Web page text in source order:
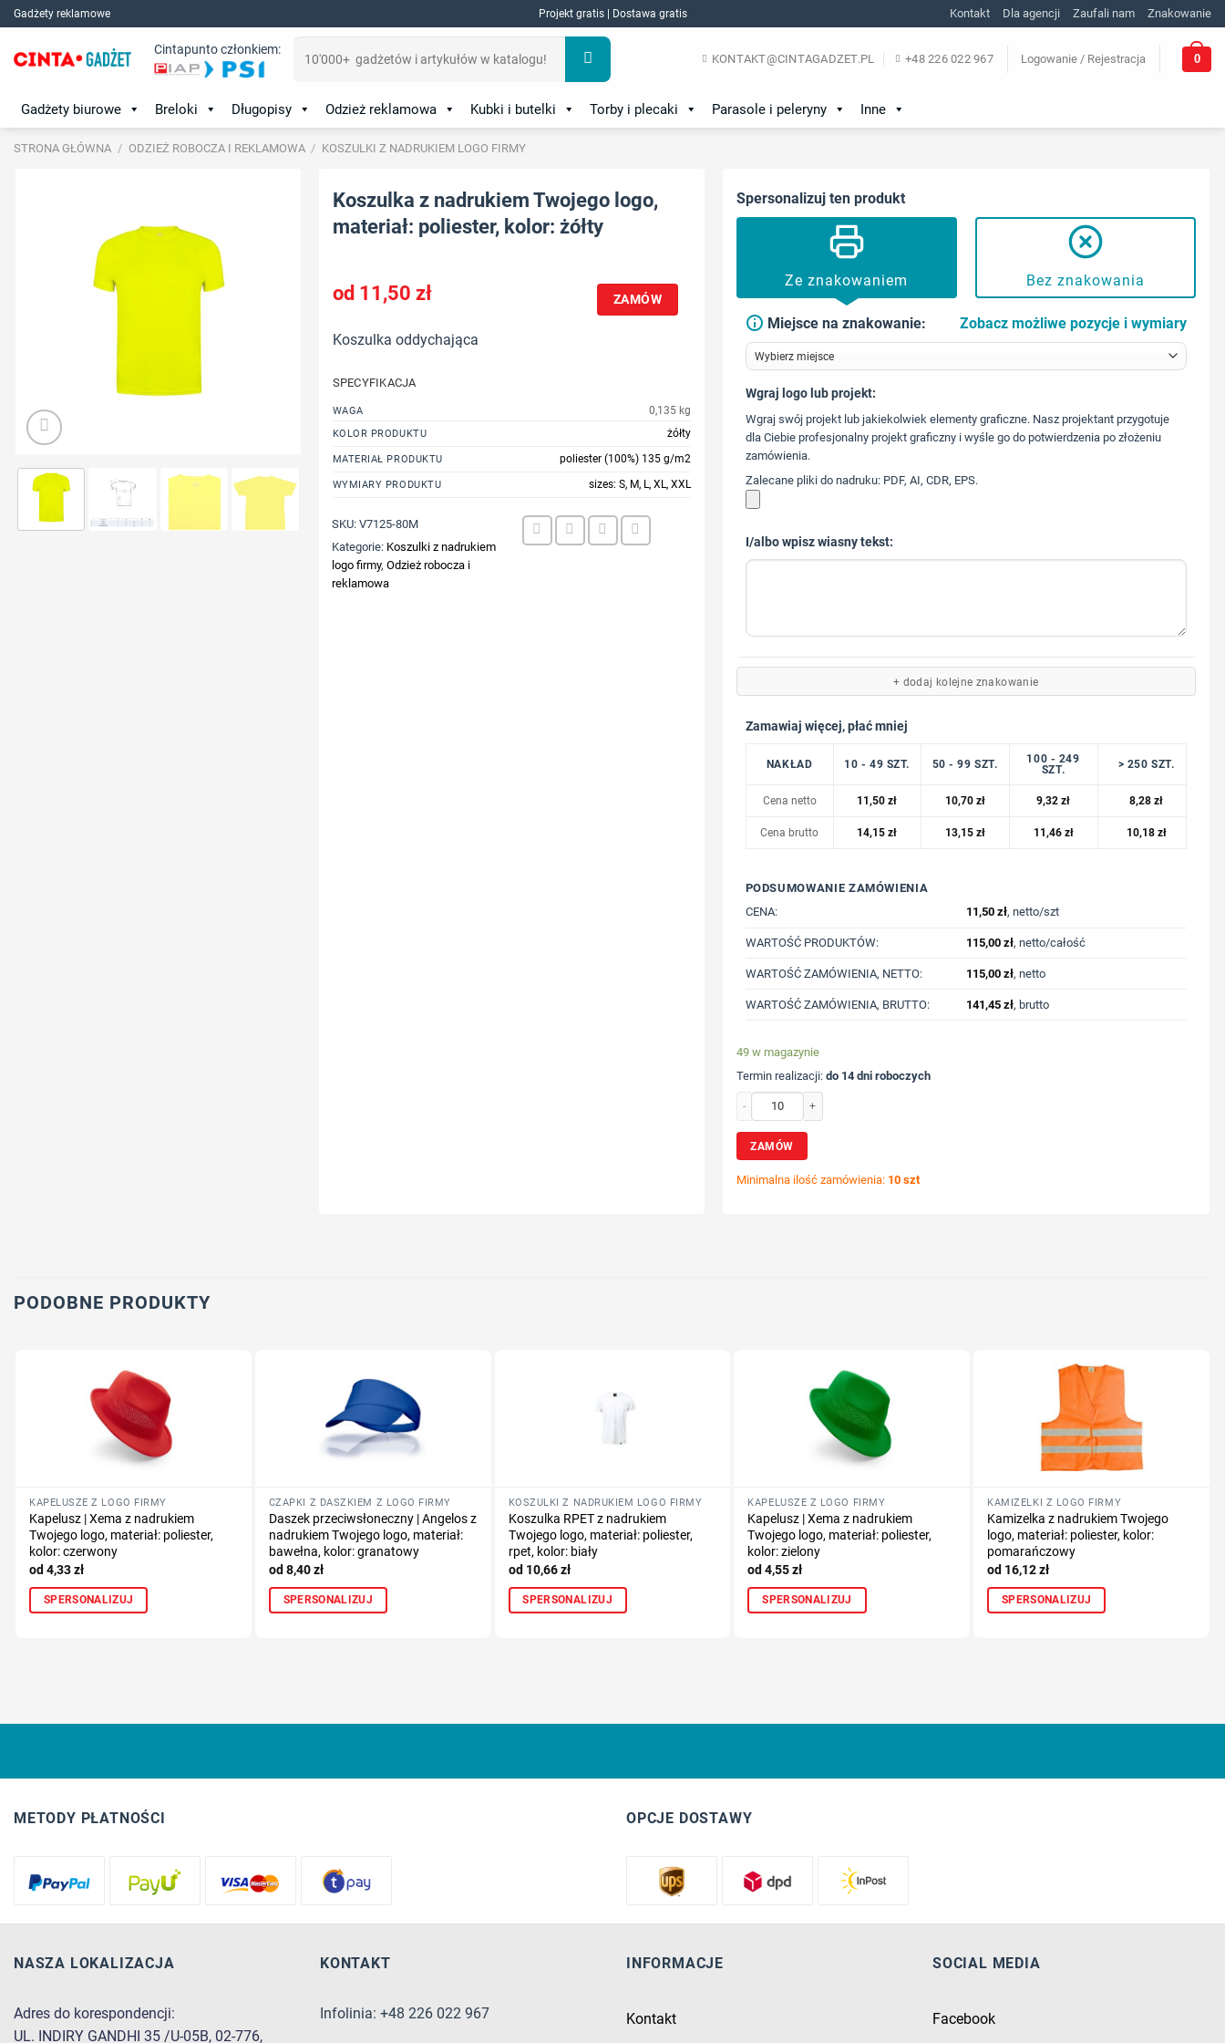
Skip
to
content
Gadżety reklamowe Projekt gratis | Dostawa gratis Kontakt Dla agencji Zaufali nam Znakowanie
Cintapunto członkiem:
KONTAKT@CINTAGADZET.PL +48 226 022 967 Logowanie / Rejestracja 0
Gadżety biurowe Breloki Długopisy Odzież reklamowa Kubki i butelki Torby i plecaki Parasole i peleryny Inne
STRONA GŁÓWNA / ODZIEŻ ROBOCZA I REKLAMOWA / KOSZULKI Z NADRUKIEM LOGO FIRMY
Koszulka z nadrukiem Twojego logo,
materiał: poliester, kolor: żółty
11,50 zł ZAMÓW
Koszulka oddychająca
SPECYFIKACJA
WAGA 0,135 kg
KOLOR PRODUKTU żółty
MATERIAŁ PRODUKTU poliester (100%) 135 g/m2
WYMIARY PRODUKTU sizes: S, M, L, XL, XXL
SKU:V7125-80M
Kategorie: Koszulki z nadrukiem
logo firmy,Odzież robocza i
reklamowa
Spersonalizuj ten produkt
Ze znakowaniem Bez znakowania
Miejsce na znakowanie: Zobacz możliwe pozycje i wymiary
573 568 217
Wgraj logo lub projekt:
Wgraj swój projekt lub jakiekolwiek elementy graficzne. Nasz projektant przygotuje
dla Ciebie profesjonalny projekt graficzny i wyśle go do potwierdzenia po złożeniu
zamówienia.
Zalecane pliki do nadruku: PDF, AI, CDR, EPS.
I/albo wpisz wiasny tekst:
+ dodaj kolejne znakowanie
Zamawiaj więcej, płać mniej
NAKŁAD 10 - 49 SZT. 50 - 99 SZT.
100 - 249
SZT.
> 250 SZT.
Cena netto 11,50zł 10,70 zł 9,32zł 8,28zł
Cena brutto 14,15zł 13,15 zł 11,46 zł 10,18 zł
PODSUMOWANIE ZAMÓWIENIA
CENA:
11,50 zł, netto/szt
WARTOŚĆ PRODUKTÓW: 115,00 zł, netto/całość
WARTOŚĆ ZAMÓWIENIA, NETTO: 115,00 zł, netto
WARTOŚĆ ZAMÓWIENIA, BRUTTO: 141,45 zł, brutto
49 w magazynie
Termin realizacji: do 14 dni roboczych
ilość Koszulka z nadrukiem Twojego logo, materiał: poliester, kolor: żółty
ZAMÓW
Minimalna ilość zamówienia: 10 szt
PODOBNE PRODUKTY
KAPELUSZE Z LOGO FIRMY
Kapelusz | Xema z nadrukiem
Twojego logo, materiał: poliester,
kolor: czerwony
4,33zł
SPERSONALIZUJ
CZAPKI Z DASZKIEM Z LOGO FIRMY
Daszek przeciwsłoneczny | Angelos z
nadrukiem Twojego logo, materiał:
bawełna, kolor: granatowy
8,40zł
SPERSONALIZUJ
KOSZULKI Z NADRUKIEM LOGO FIRMY
Koszulka RPET z nadrukiem
Twojego logo, materiał: poliester,
rpet, kolor: biały
10,66zł
SPERSONALIZUJ
KAPELUSZE Z LOGO FIRMY
Kapelusz | Xema z nadrukiem
Twojego logo, materiał: poliester,
kolor: zielony
4,55zł
SPERSONALIZUJ
KAMIZELKI Z LOGO FIRMY
Kamizelka z nadrukiem Twojego
logo, materiał: poliester, kolor:
pomarańczowy
16,12zł
SPERSONALIZUJ
METODY PŁATNOŚCI OPCJE DOSTAWY
NASZA LOKALIZACJA
Adres do korespondencji:
UL. INDIRY GANDHI 35 /U-05B, 02-776,
KONTAKT
Infolinia: +48 226 022 967
INFORMACJE
Kontakt
SOCIAL MEDIA
Facebook